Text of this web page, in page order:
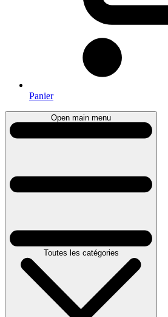
Panier
Open main menu
Toutes les catégories